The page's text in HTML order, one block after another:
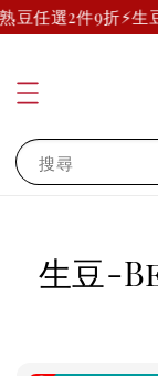
任選2件9折⚡生豆
搜尋
生豆-